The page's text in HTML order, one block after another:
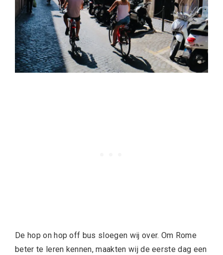
De hop on hop off bus sloegen wij over. Om Rome
beter te leren kennen, maakten wij de eerste dag een